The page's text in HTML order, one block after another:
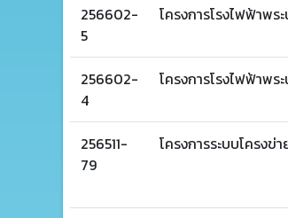
256602-
5
โครงการโรงไฟฟ้าพร
256602-
4
โครงการโรงไฟฟ้าพร
256511-
79
โครงการระบบโครง